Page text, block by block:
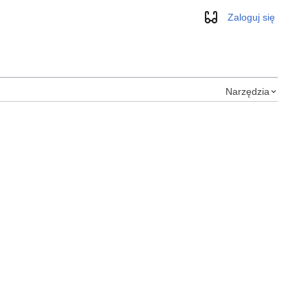
WyglądZaloguj się
Narzędzia